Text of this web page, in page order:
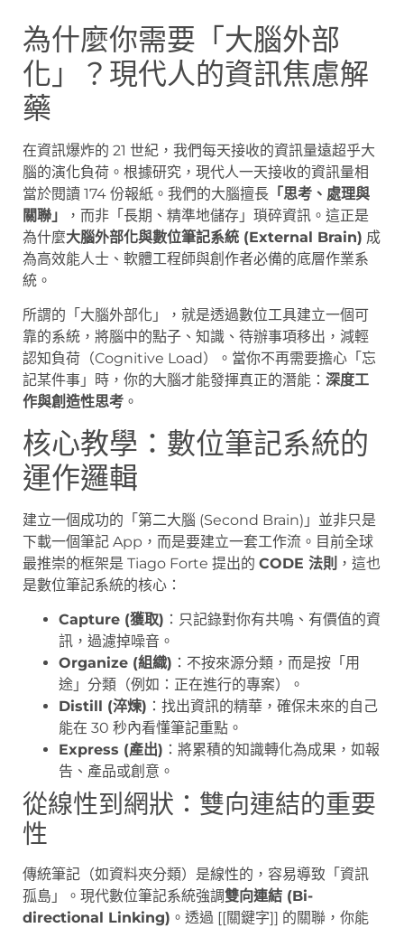
為什麼你需要「大腦外部
化」？現代人的資訊焦慮解
藥
在資訊爆炸的 21 世紀，我們每天接收的資訊量遠超乎大
腦的演化負荷。根據研究，現代人一天接收的資訊量相
當於閱讀 174 份報紙。我們的大腦擅長 「思考、處理與
關聯」
，而非「長期、精準地儲存」瑣碎資訊。這正是
為什麼大腦外部化與數位筆記系統 (External Brain) 成
為高效能人士、軟體工程師與創作者必備的底層作業系
統。
所謂的「大腦外部化」，就是透過數位工具建立一個可
靠的系統，將腦中的點子、知識、待辦事項移出，減輕
認知負荷（Cognitive Load）。當你不再需要擔心「忘
記某件事」時，你的大腦才能發揮真正的潛能： 深度工
作與創造性思考 。
核心教學：數位筆記系統的
運作邏輯
建立一個成功的「第二大腦 (Second Brain)」並非只是
下載一個筆記 App，而是要建立一套工作流。目前全球
最推崇的框架是 Tiago Forte 提出的 CODE 法則 ，這也
是數位筆記系統的核心：
Capture (獲取) ：只記錄對你有共鳴、有價值的資
訊，過濾掉噪音。
Organize (組織) ：不按來源分類，而是按「用
途」分類（例如：正在進行的專案）。
Distill (淬煉) ：找出資訊的精華，確保未來的自己
能在 30 秒內看懂筆記重點。
Express (產出) ：將累積的知識轉化為成果，如報
告、產品或創意。
從線性到網狀：雙向連結的重要
性
傳統筆記（如資料夾分類）是線性的，容易導致「資訊
孤島」。現代數位筆記系統強調雙向連結 (Bi-
directional Linking) 。透過 [[關鍵字]] 的關聯，你能